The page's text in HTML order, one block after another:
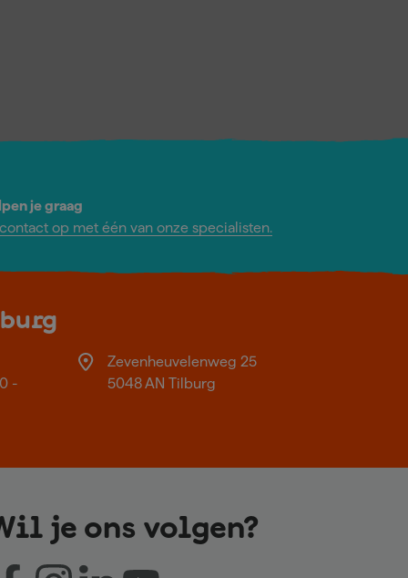
je graag
op met één van onze specialisten.
-
Zevenheuvelenweg 25
5048 AN Tilburg
je ons volgen?